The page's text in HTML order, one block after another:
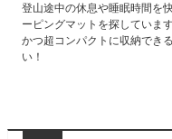
登山途中の休息や睡眠時間を
ーピングマットを探していま
かつ超コンパクトに収納でき
い！